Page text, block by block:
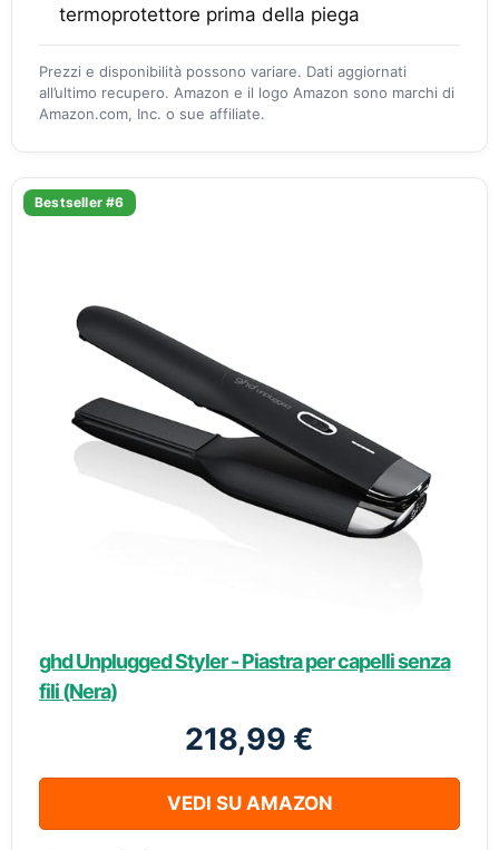
termoprotettore prima della piega
Prezzi e disponibilità possono variare. Dati aggiornati
all’ultimo recupero. Amazon e il logo Amazon sono marchi di
Amazon.com, Inc. o sue affiliate.
Bestseller #6
ghd Unplugged Styler - Piastra per capelli senza
fili (Nera)
218,99 €
VEDI SU AMAZON